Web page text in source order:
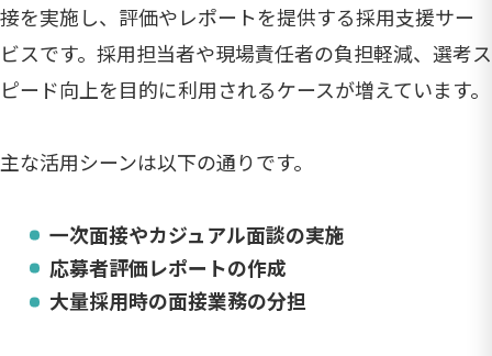
接を実施し、評価やレポートを提供する採用支援サー
ビスです。採用担当者や現場責任者の負担軽減、選考ス
ピード向上を目的に利用されるケースが増えています。
主な活用シーンは以下の通りです。
一次面接やカジュアル面談の実施
応募者評価レポートの作成
大量採用時の面接業務の分担